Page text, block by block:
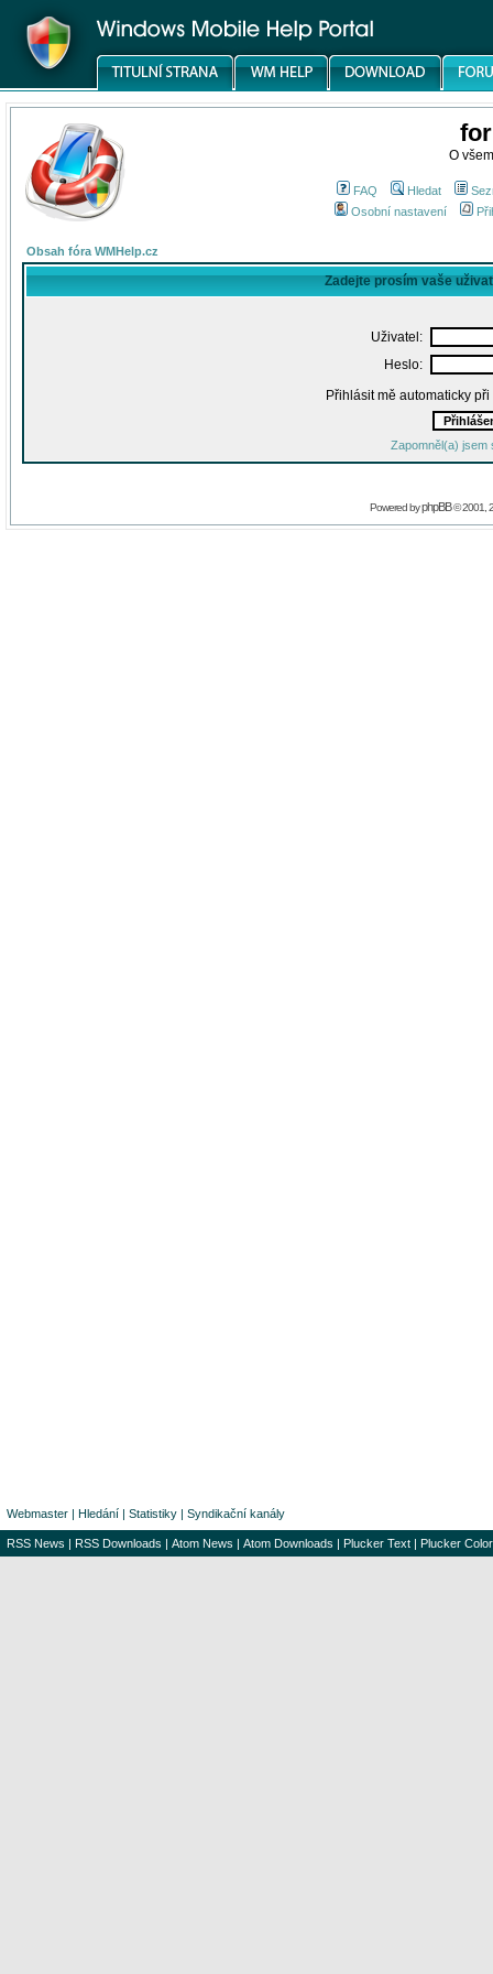
O
FAQ Hledat
Osobní nastavení
Obsah fóra WMHelp.cz
Zadejte prosím vaše
Uživatel:
Heslo:
Přihlásit mě automaticky
Zapomněl(a) jsem
Powered byphpBB© 2001,
Webmaster | Hledání | Statistiky | Syndikační kanály
RSS News | RSS Downloads | Atom News | Atom Downloads | Plucker Text | Plucker Color